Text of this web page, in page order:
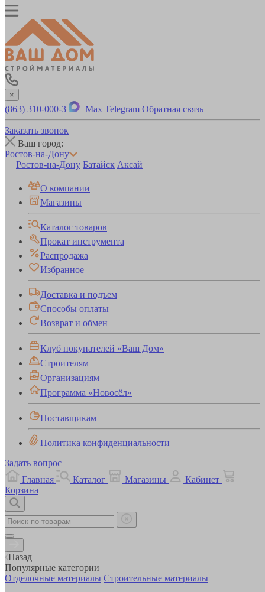
×
(863) 310-000-3 Max Telegram Обратная связь
Заказать звонок
Ваш город:
Ростов-на-Дону
Ростов-на-Дону Батайск Аксай
О компании
Магазины
Каталог товаров
Прокат инструмента
Распродажа
Избранное
Доставка и подъем
Способы оплаты
Возврат и обмен
Клуб покупателей «Ваш Дом»
Строителям
Организациям
Программа «Новосёл»
Поставщикам
Политика конфиденциальности
Задать вопрос
Главная
Каталог Магазины
Кабинет
Корзина
Назад
Популярные категории
Отделочные материалы Строительные материалы